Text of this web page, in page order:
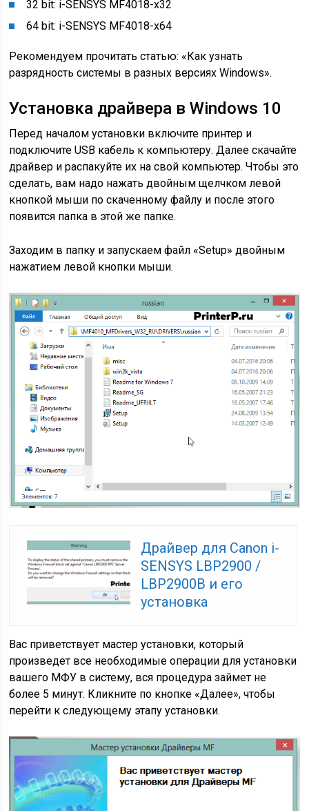
32 bit: i-SENSYS MF4018-x32
64 bit: i-SENSYS MF4018-x64
Рекомендуем прочитать статью: «Как узнать
разрядность системы в разных версиях Windows».
Установка драйвера в Windows 10
Перед началом установки включите принтер и
подключите USB кабель к компьютеру. Далее скачайте
драйвер и распакуйте их на свой компьютер. Чтобы это
сделать, вам надо нажать двойным щелчком левой
кнопкой мыши по скаченному файлу и после этого
появится папка в этой же папке.
Заходим в папку и запускаем файл «Setup» двойным
нажатием левой кнопки мыши.
Драйвер для Canon i-
SENSYS LBP2900 /
LBP2900B и его
установка
Вас приветствует мастер установки, который
произведет все необходимые операции для установки
вашего МФУ в систему, вся процедура займет не
более 5 минут. Кликните по кнопке «Далее», чтобы
перейти к следующему этапу установки.